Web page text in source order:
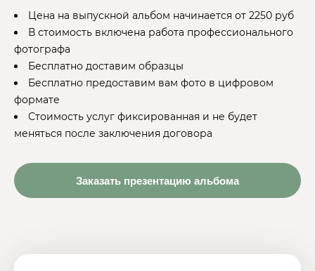
Цена на выпускной альбом начинается от 2250 руб
В стоимость включена работа профессионального
фотографа
Бесплатно доставим образцы
Бесплатно предоставим вам фото в цифровом
формате
Стоимость услуг фиксированная и не будет
меняться после заключения договора
Заказать презентацию альбома